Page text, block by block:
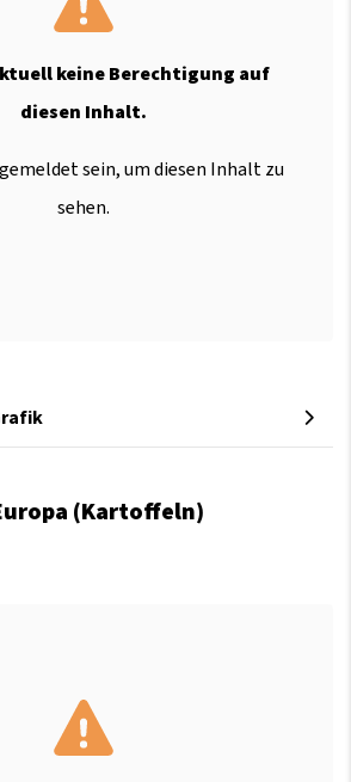
keine Berechtigung auf
diesen Inhalt.
sein, um diesen Inhalt zu
sehen.
(Kartoffeln)